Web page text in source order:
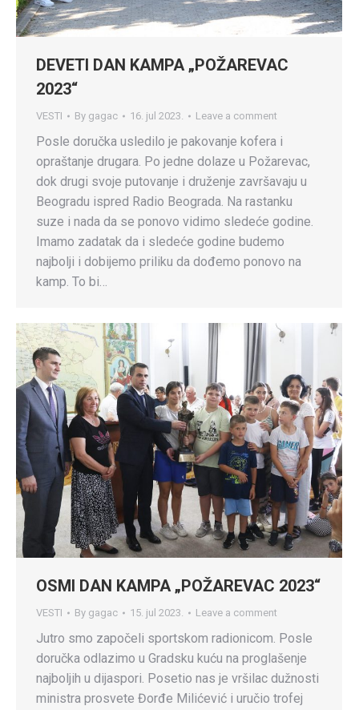
DEVETI DAN KAMPA „POŽAREVAC
2023“
VESTI By gagac 16. jul 2023. Leave a comment
Posle doručka usledilo je pakovanje kofera i
opraštanje drugara. Po jedne dolaze u Požarevac,
dok drugi svoje putovanje i druženje završavaju u
Beogradu ispred Radio Beograda. Na rastanku
suze i nada da se ponovo vidimo sledeće godine.
Imamo zadatak da i sledeće godine budemo
najbolji i dobijemo priliku da dođemo ponovo na
kamp. To bi…
OSMI DAN KAMPA „POŽAREVAC 2023“
VESTI By gagac 15. jul 2023. Leave a comment
Jutro smo započeli sportskom radionicom. Posle
doručka odlazimo u Gradsku kuću na proglašenje
najboljih u dijaspori. Posetio nas je vršilac dužnosti
ministra prosvete Đorđe Milićević i uručio trofej